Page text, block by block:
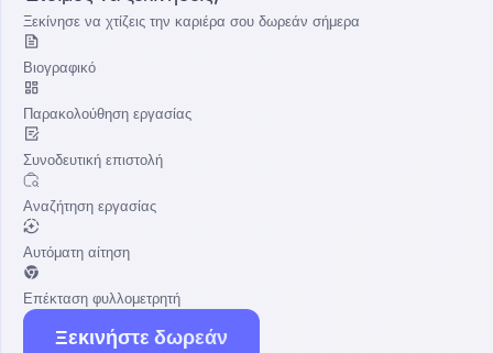
Ξεκίνησε να χτίζεις την καριέρα σου δωρεάν σήμερα
Βιογραφικό
Παρακολούθηση εργασίας
Συνοδευτική επιστολή
Αναζήτηση εργασίας
Αυτόματη αίτηση
Επέκταση φυλλομετρητή
Ξεκινήστε δωρεάν